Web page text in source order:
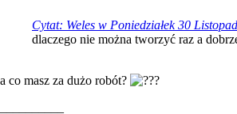
Cytat: Weles w Poniedziałek 30
dlaczego nie można tworzyć raz a
a co masz za dużo robót?